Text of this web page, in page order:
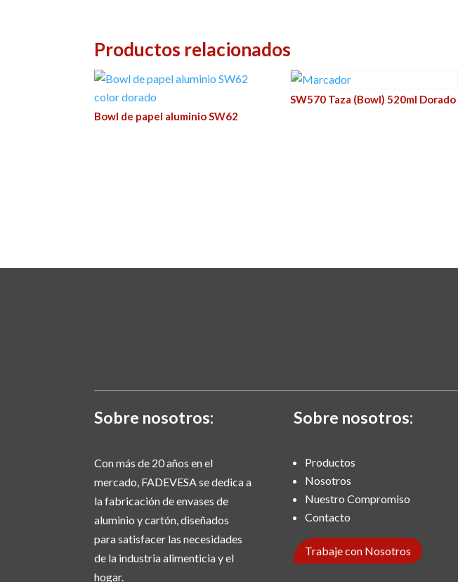
Productos relacionados
Bowl de papel aluminio SW62
SW570 Taza (Bowl) 520ml Dorado
Sobre nosotros:
Con más de 20 años en el
mercado, FADEVESA se dedica a
la fabricación de envases de
aluminio y cartón, diseñados
para satisfacer las necesidades
de la industria alimenticia y el
hogar.
Sobre nosotros:
Productos
Nosotros
Nuestro Compromiso
Contacto
Trabaje con Nosotros